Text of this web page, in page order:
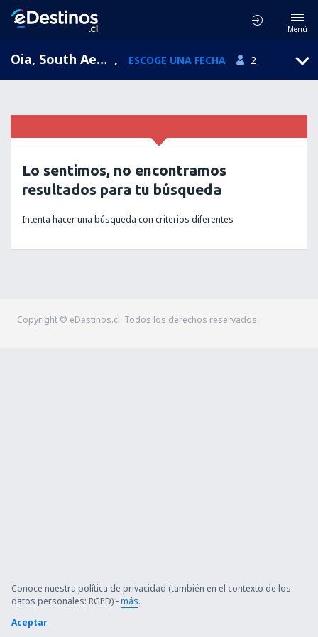
Menú
Oia, South Aegean, Grecia , ESCOGE UNA FECHA 2
Lo sentimos, no encontramos
resultados para tu búsqueda
Intenta hacer una búsqueda con criterios diferentes
Copyright © eDestinos.cl. Todos los derechos reservados.
Conoce nuestra política de privacidad (también en el contexto de los
datos personales: RGPD) -más.
Aceptar